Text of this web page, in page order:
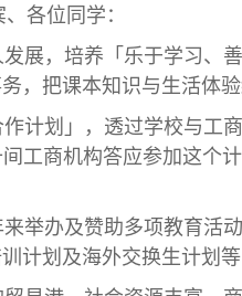
各位同学：
展，培养「乐于学习
，把课本知识与生活体
计划」，透过学校与
工商机构答应参加这个
举办及赞助多项教育
计划及海外交换生计划